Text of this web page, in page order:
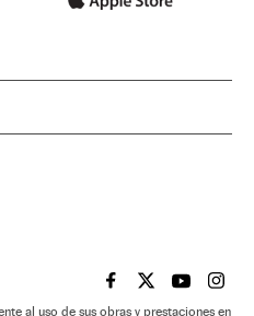
EL PAÍS BRASIL EN
EL PAÍSEL PAÍS
EL
al uso de sus obras y prestaciones en